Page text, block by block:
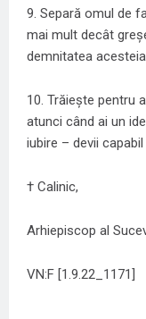
9. Separă omul de
mai mult decât
demnitatea
10. Trăiește pentru
atunci când ai un
iubire – devii
† Calinic,
Arhiepiscop al
VN:F [1.9.22_1171]